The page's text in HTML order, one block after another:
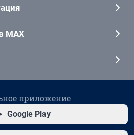
MAX
приложение
Google Play